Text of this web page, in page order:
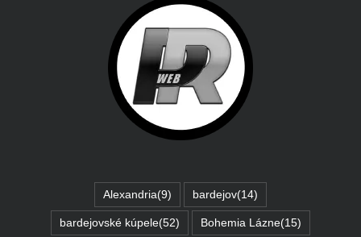
Alexandria(9) bardejov(14)
bardejovské kúpele(52) Bohemia Lázne(15)